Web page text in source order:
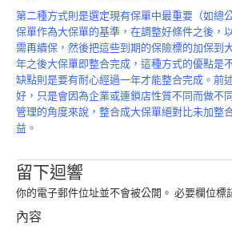
第二種方式則是選定現有保單中最重要（如總
保單作為大保單的基準，在調整好條件之後，
需再續保，然後把這些到期的保險標的加保到
年之後大保單即整合完成，這種方式的優點是
缺點則是要有耐心經過一年才能整合完成。前
好，只是會因為企業或連鎖店性質不同而做不
管理的角度來說，整合成大保單絕對比未加整
益。
留下迴響
你的電子郵件位址並不會被公開。 必要欄位標
內容